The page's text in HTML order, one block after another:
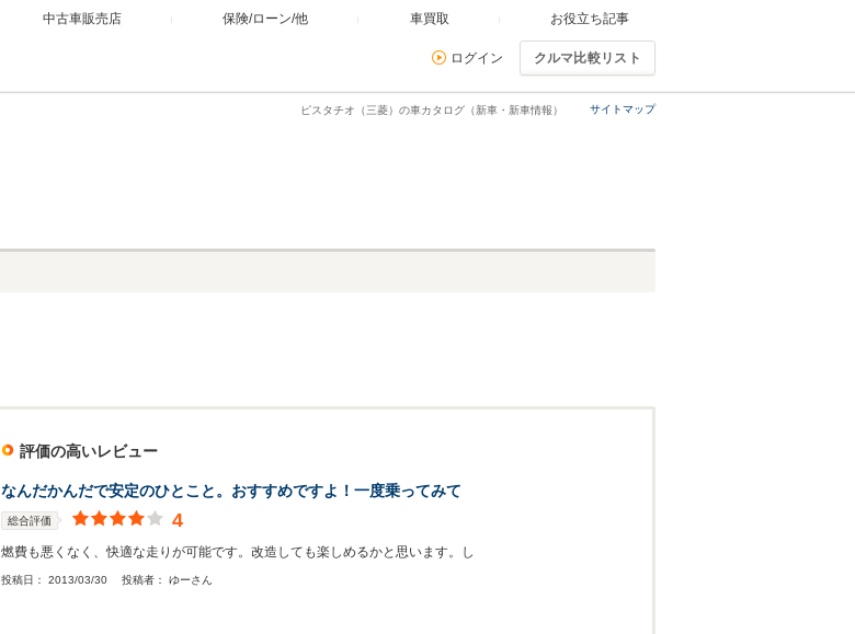
中古車販売店 保険/ローン/他 車買取 お役立ち記事
ログイン クルマ比較リスト
サイトマップ
ピスタチオ（三菱）の車カタログ（新車・新車情報）
評価の高いレビュー
なんだかんだで安定のひとこと。おすすめですよ！一度乗ってみて
総合評価 4
燃費も悪くなく、快適な走りが可能です。改造しても楽しめるかと思います。し
投稿日： 2013/03/30 投稿者： ゆーさん